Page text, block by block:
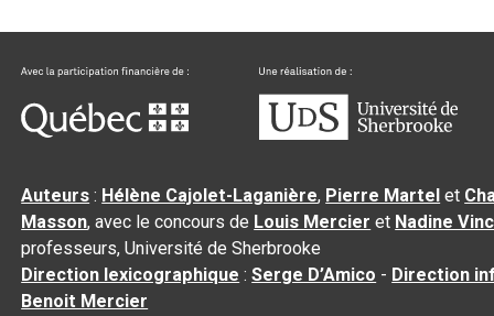
Auteurs : Hélène Cajolet-Laganière, Pierre Martel et
Masson, avec le concours de Louis Mercier et Nadine
professeurs, Université de Sherbrooke
Direction lexicographique :Serge D’Amico - Direction
Benoit Mercier